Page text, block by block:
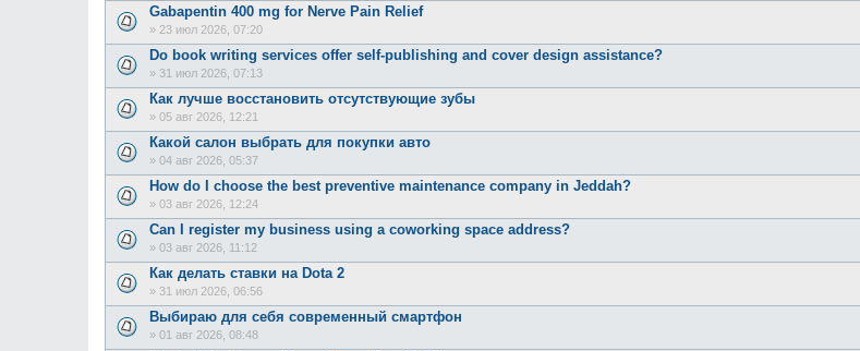
Gabapentin 400 mg for Nerve Pain Relief
» 23 июл 2026, 07:20
Do book writing services offer self-publishing and cover design assistance?
» 31 июл 2026, 07:13
Как лучше восстановить отсутствующие зубы
» 05 авг 2026, 12:21
Какой салон выбрать для покупки авто
» 04 авг 2026, 05:37
How do I choose the best preventive maintenance company in Jeddah?
» 03 авг 2026, 12:24
Can I register my business using a coworking space address?
» 03 авг 2026, 11:12
Как делать ставки на Dota 2
» 31 июл 2026, 06:56
Выбираю для себя современный смартфон
» 01 авг 2026, 08:48